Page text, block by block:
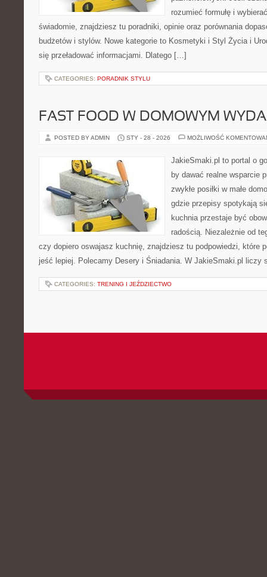
rozumieć formułę i
świadomie, znajdziesz tu poradniki, opinie oraz porównania
budżetów i stylów. Nowe kategorie to Kosmetyki i Styl Życia i
się przeładować informacjami. Dlatego […]
CATEGORIES: PORADNIK STYLU
FAST FOOD W DOMOWYM
POSTED BY ADMIN STY - 28 - 2026 MOŻLIWOŚĆ
JakieSmaki.pl to portal o
by dawać realne wsparcie
zwykłe posiłki w małe
gdzie przepisy spotykają
kuchnia przestaje być
radością. Niezależnie od
czy dopiero oswajasz kuchnię, znajdziesz tu podpowiedzi, które
jeść lepiej. Polecamy Desery i Śniadania. W JakieSmaki.pl
CATEGORIES: TRENING I JEŹDZIECTWO